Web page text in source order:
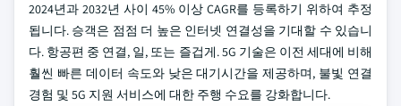
2024년과 2032년 사이 45% 이상 CAGR를 등록하기 위하여 추정
됩니다. 승객은 점점 더 높은 인터넷 연결성을 기대할 수 있습니
다. 항공편 중 연결, 일, 또는 즐겁게. 5G 기술은 이전 세대에 비해
훨씬 빠른 데이터 속도와 낮은 대기시간을 제공하며, 불빛 연결
경험 및 5G 지원 서비스에 대한 주행 수요를 강화합니다.